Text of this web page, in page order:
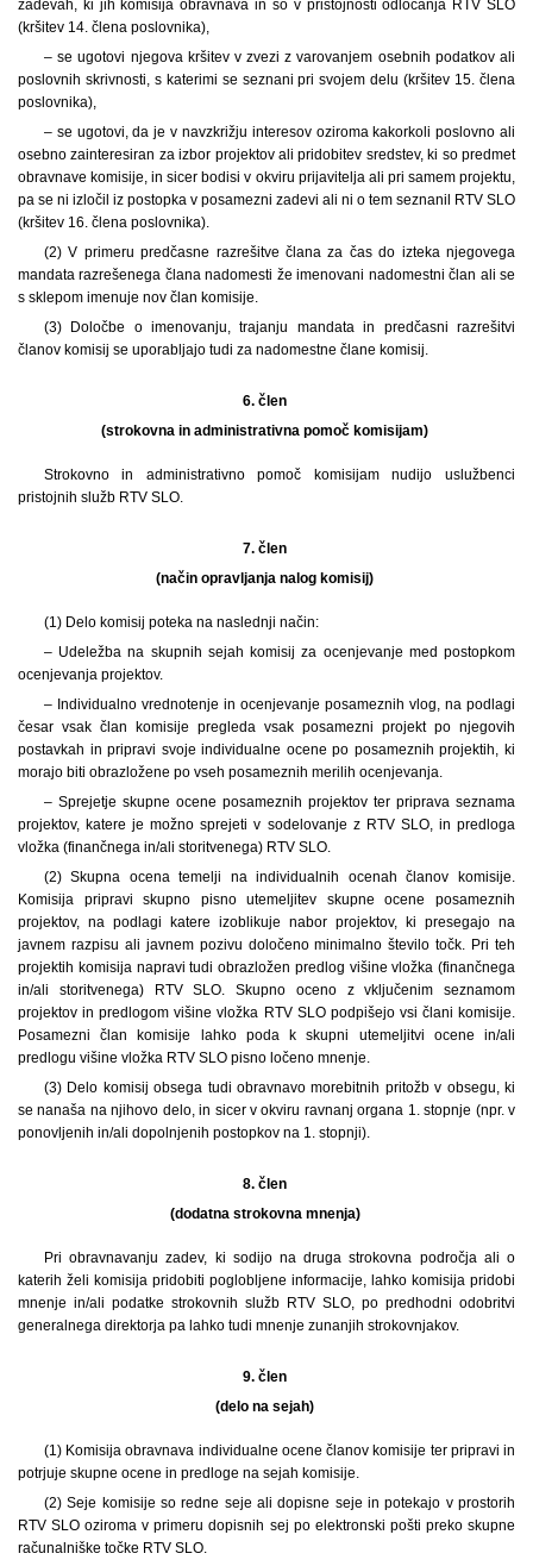
zadevah, ki jih komisija obravnava in so v pristojnosti odločanja RTV SLO
(kršitev 14. člena poslovnika),
– se ugotovi njegova kršitev v zvezi z varovanjem osebnih podatkov ali
poslovnih skrivnosti, s katerimi se seznani pri svojem delu (kršitev 15. člena
poslovnika),
– se ugotovi, da je v navzkrižju interesov oziroma kakorkoli poslovno ali
osebno zainteresiran za izbor projektov ali pridobitev sredstev, ki so predmet
obravnave komisije, in sicer bodisi v okviru prijavitelja ali pri samem projektu,
pa se ni izločil iz postopka v posamezni zadevi ali ni o tem seznanil RTV SLO
(kršitev 16. člena poslovnika).
(2) V primeru predčasne razrešitve člana za čas do izteka njegovega
mandata razrešenega člana nadomesti že imenovani nadomestni član ali se
s sklepom imenuje nov član komisije.
(3) Določbe o imenovanju, trajanju mandata in predčasni razrešitvi
članov komisij se uporabljajo tudi za nadomestne člane komisij.
6. člen
(strokovna in administrativna pomoč komisijam)
Strokovno in administrativno pomoč komisijam nudijo uslužbenci
pristojnih služb RTV SLO.
7. člen
(način opravljanja nalog komisij)
(1) Delo komisij poteka na naslednji način:
– Udeležba na skupnih sejah komisij za ocenjevanje med postopkom
ocenjevanja projektov.
– Individualno vrednotenje in ocenjevanje posameznih vlog, na podlagi
česar vsak član komisije pregleda vsak posamezni projekt po njegovih
postavkah in pripravi svoje individualne ocene po posameznih projektih, ki
morajo biti obrazložene po vseh posameznih merilih ocenjevanja.
– Sprejetje skupne ocene posameznih projektov ter priprava seznama
projektov, katere je možno sprejeti v sodelovanje z RTV SLO, in predloga
vložka (finančnega in/ali storitvenega) RTV SLO.
(2) Skupna ocena temelji na individualnih ocenah članov komisije.
Komisija pripravi skupno pisno utemeljitev skupne ocene posameznih
projektov, na podlagi katere izoblikuje nabor projektov, ki presegajo na
javnem razpisu ali javnem pozivu določeno minimalno število točk. Pri teh
projektih komisija napravi tudi obrazložen predlog višine vložka (finančnega
in/ali storitvenega) RTV SLO. Skupno oceno z vključenim seznamom
projektov in predlogom višine vložka RTV SLO podpišejo vsi člani komisije.
Posamezni član komisije lahko poda k skupni utemeljitvi ocene in/ali
predlogu višine vložka RTV SLO pisno ločeno mnenje.
(3) Delo komisij obsega tudi obravnavo morebitnih pritožb v obsegu, ki
se nanaša na njihovo delo, in sicer v okviru ravnanj organa 1. stopnje (npr. v
ponovljenih in/ali dopolnjenih postopkov na 1. stopnji).
8. člen
(dodatna strokovna mnenja)
Pri obravnavanju zadev, ki sodijo na druga strokovna področja ali o
katerih želi komisija pridobiti poglobljene informacije, lahko komisija pridobi
mnenje in/ali podatke strokovnih služb RTV SLO, po predhodni odobritvi
generalnega direktorja pa lahko tudi mnenje zunanjih strokovnjakov.
9. člen
(delo na sejah)
(1) Komisija obravnava individualne ocene članov komisije ter pripravi in
potrjuje skupne ocene in predloge na sejah komisije.
(2) Seje komisije so redne seje ali dopisne seje in potekajo v prostorih
RTV SLO oziroma v primeru dopisnih sej po elektronski pošti preko skupne
računalniške točke RTV SLO.